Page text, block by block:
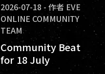
2026-07-18 - 作者 EVE
ONLINE COMMUNITY
TEAM
Community Beat
for 18 July